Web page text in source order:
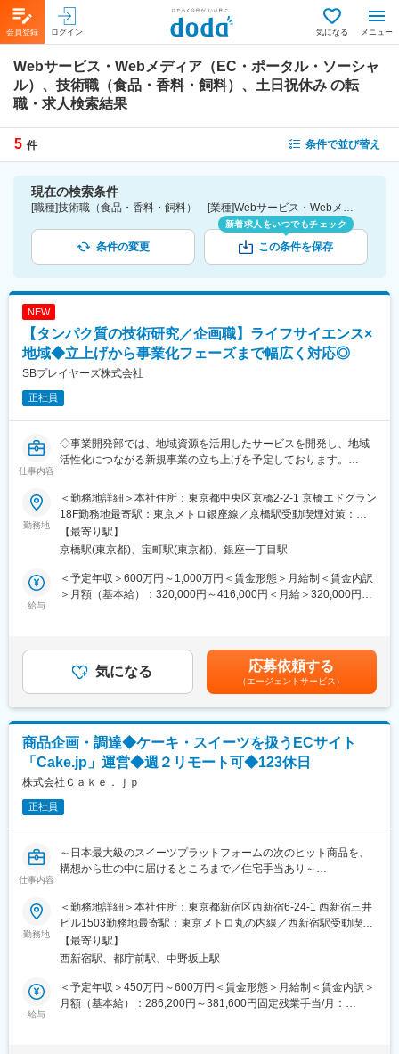
会員登録 ログイン 気になる メニュー
Webサービス・Webメディア（EC・ポータル・ソーシャ
ル）、技術職（食品・香料・飼料）、土日祝休み の転
職・求人検索結果
5 件 条件で並び替え
現在の検索条件
[職種]技術職（食品・香料・飼料） [業種]Webサービス・Webメディア（EC・ポータル・ソーシャル）-インターネット・広告・メディア業界 [詳細条件](休日・働き方)土日祝休み
条件の変更
新着求人をいつでもチェック
この条件を保存
NEW
【タンパク質の技術研究／企画職】ライフサイエンス×
地域◆立上げから事業化フェーズまで幅広く対応◎
SBプレイヤーズ株式会社
正社員
仕事内容
◇事業開発部では、地域資源を活用したサービスを開発し、地域
活性化につながる新規事業の立ち上げを予定しております。
「ライフサイエンス×地域」の観点で、植物由来の機能性タンパク
質を製造する革新的バイオテクノロジーの社会実装を推進してい
きます。本事業に参画いただき、一緒に事業を立ち上げる仲間を
募集します。熱い想いがある方、歓迎です。
■業務内容
立ち上げフェーズのため、目的タンパク質の企画や生産プロセス
■具体的な業務内容
◎タンパク質の分析／品質管理
◎共同研究に関するプロジェクトマネージメントなど
■配属先：事業開発部
部長1名、マネージャー4名、社員17名（うちプロジェクトメンバ
ー3名）
※事業立ち上げ後、新会社設置となった際には、同社へ「出向」と
なる可能性がございます。
◇当社では、「IT×地域活性化」のビジョンの下、イントレプレナ
しています。
◇配属予定の「事業開発部」は、「オッズパーク」「さとふる」
といった既存事業に次ぐグループの次世代の柱となりうる新規事
業を作ることをミッションとし、新規事業を開発する専門部門と
■当社について
勤務地
＜勤務地詳細＞本社住所：東京都中央区京橋2-2-1 京橋エドグラン
18F勤務地最寄駅：東京メトロ銀座線／京橋駅受動喫煙対策：屋
内全面禁煙
【最寄り駅】
京橋駅(東京都)、宝町駅(東京都)、銀座一丁目駅
給与
＜予定年収＞600万円～1,000万円＜賃金形態＞月給制＜賃金内訳
＞月額（基本給）：320,000円～416,000円＜月給＞320,000円～
なしでは無く、別途全額支給です）。■昇給：年1回■賞与：年2回
賃金はあくまでも目安の金額であり、選考を通じて上下する可能
性があります。月給(月額)は固定手当を含めた表記です。
気になる 応募依頼する
（エージェントサービス）
商品企画・調達◆ケーキ・スイーツを扱うECサイト
「Cake.jp」運営◆週２リモート可◆123休日
株式会社Ｃａｋｅ．ｊｐ
正社員
仕事内容
～日本最大級のスイーツプラットフォームの次のヒット商品を、
構想から世の中に届けるところまで／住宅手当あり～
【業務内容】
本ポジションでは、新商品の企画立案からOEM調達・生産管理ま
で、商品づくりの全工程に一貫して携わっていただきます。
シーズナルイベントやギフト需要から、駅空港・百貨店などのリ
アル販路まで含めた明確なマーケットを持つCake.jpだからこそ、
自分のアイデアが商品となり、売上や反応としてダイレクトに返
ってくる手触り感のある仕事です。
勤務地
＜勤務地詳細＞本社住所：東京都新宿区西新宿6-24-1 西新宿三井
ビル1503勤務地最寄駅：東京メトロ丸の内線／西新宿駅受動喫煙
対策：屋内喫煙可能場所あり変更の範囲：会社の定める事業所
（リモートワーク含む）
【最寄り駅】
西新宿駅、都庁前駅、中野坂上駅
給与
＜予定年収＞450万円～600万円＜賃金形態＞月給制＜賃金内訳＞
月額（基本給）：286,200円～381,600円固定残業手当/月：